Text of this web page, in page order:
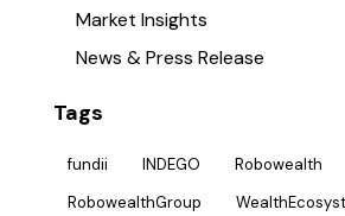
Market Insights
News & Press Release
Tags
fundii INDEGO
Robowealth
RobowealthGroup